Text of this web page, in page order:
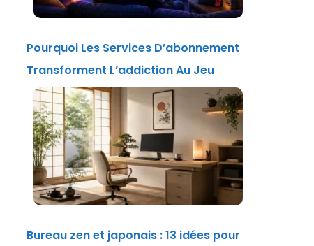
Pourquoi Les Services D’abonnement
Transforment L’addiction Au Jeu
Bureau zen et japonais : 13 idées pour